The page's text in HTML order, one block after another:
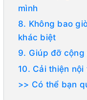
mình
8. Không bao
khác biệt
9. Giúp đỡ cộng
10. Cải thiện nội
>> Có thể bạn